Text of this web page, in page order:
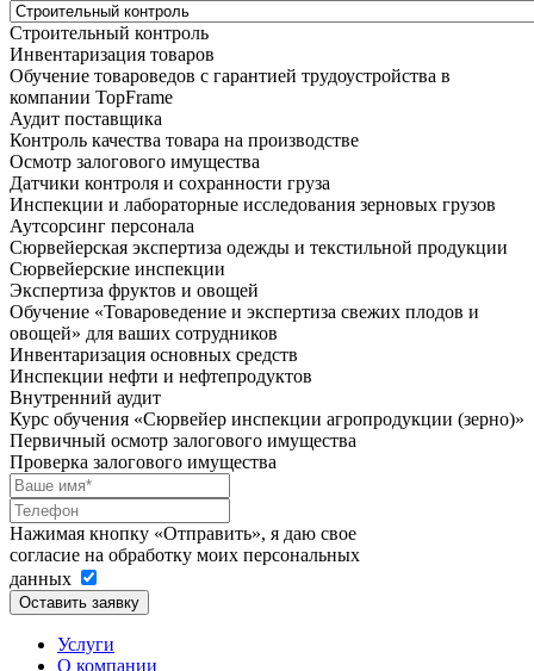
Строительный контроль
Инвентаризация товаров
Обучение товароведов с гарантией трудоустройства в
компании TopFrame
Аудит поставщика
Контроль качества товара на производстве
Осмотр залогового имущества
Датчики контроля и сохранности груза
Инспекции и лабораторные исследования зерновых грузов
Аутсорсинг персонала
Сюрвейерская экспертиза одежды и текстильной продукции
Сюрвейерские инспекции
Экспертиза фруктов и овощей
Обучение «Товароведение и экспертиза свежих плодов и
овощей» для ваших сотрудников
Инвентаризация основных средств
Инспекции нефти и нефтепродуктов
Внутренний аудит
Курс обучения «Сюрвейер инспекции агропродукции (зерно)»
Первичный осмотр залогового имущества
Проверка залогового имущества
Нажимая кнопку «Отправить», я даю свое
согласие на обработку моих персональных
данных
Оставить заявку
Услуги
О компании